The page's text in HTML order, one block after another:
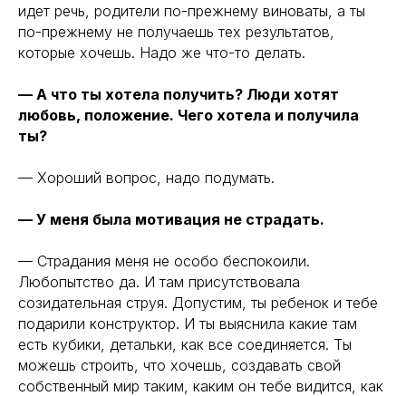
идет речь, родители по-прежнему виноваты, а ты
по-прежнему не получаешь тех результатов,
которые хочешь. Надо же что-то делать.
— А что ты хотела получить? Люди хотят
любовь, положение. Чего хотела и получила
ты?
— Хороший вопрос, надо подумать.
— У меня была мотивация не страдать.
— Страдания меня не особо беспокоили.
Любопытство да. И там присутствовала
созидательная струя. Допустим, ты ребенок и тебе
подарили конструктор. И ты выяснила какие там
есть кубики, детальки, как все соединяется. Ты
можешь строить, что хочешь, создавать свой
собственный мир таким, каким он тебе видится, как